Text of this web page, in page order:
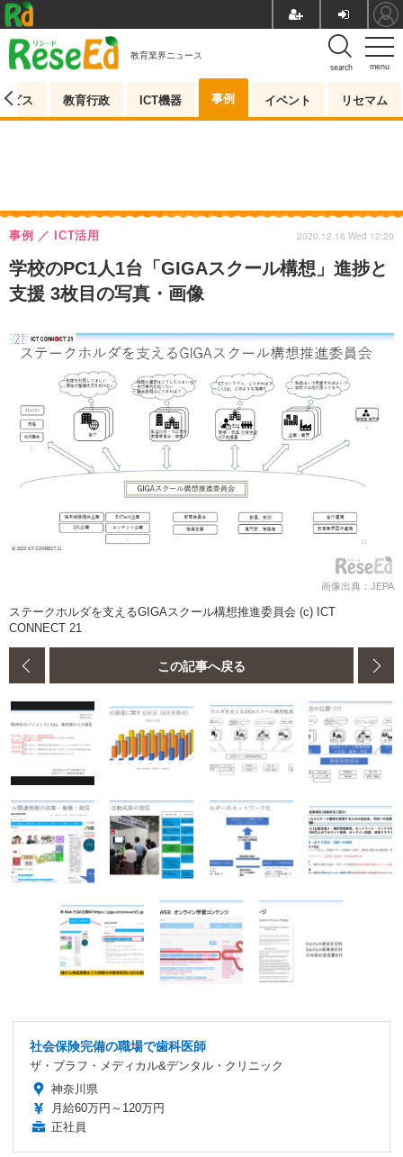
menu
search
教育業界ニュース
ビス 教育行政 ICT機器 事例 イベント リセマム
学校のPC1人1台「GIGAスクール構想」進捗と
支援 3枚目の写真・画像
事例 ICT活用 2020.12.16 Wed 12:20
画像出典：JEPA
ステークホルダを支えるGIGAスクール構想推進委員会 (c) ICT
CONNECT 21
この記事へ戻る
社会保険完備の職場で歯科医師
ザ・ブラフ・メディカル&デンタル・クリニック
神奈川県
月給60万円～120万円
正社員